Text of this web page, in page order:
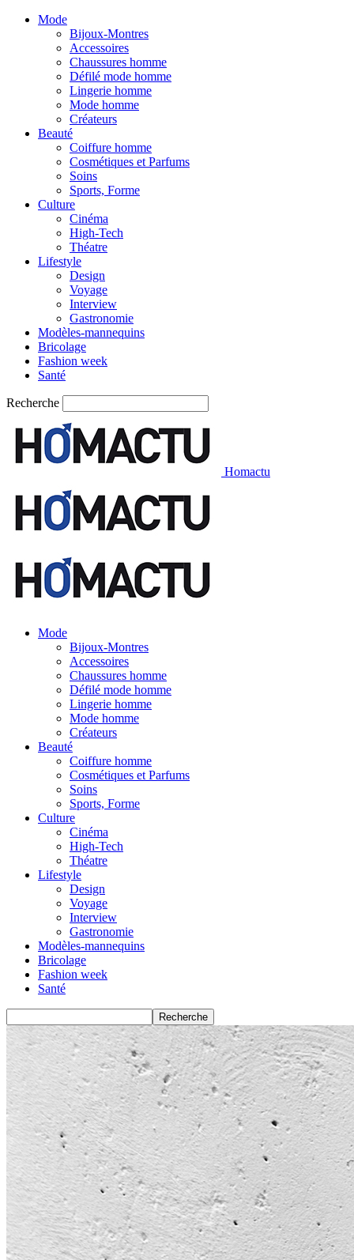
Mode
Bijoux-Montres
Accessoires
Chaussures homme
Défilé mode homme
Lingerie homme
Mode homme
Créateurs
Beauté
Coiffure homme
Cosmétiques et Parfums
Soins
Sports, Forme
Culture
Cinéma
High-Tech
Théatre
Lifestyle
Design
Voyage
Interview
Gastronomie
Modèles-mannequins
Bricolage
Fashion week
Santé
Recherche
Homactu
Mode
Bijoux-Montres
Accessoires
Chaussures homme
Défilé mode homme
Lingerie homme
Mode homme
Créateurs
Beauté
Coiffure homme
Cosmétiques et Parfums
Soins
Sports, Forme
Culture
Cinéma
High-Tech
Théatre
Lifestyle
Design
Voyage
Interview
Gastronomie
Modèles-mannequins
Bricolage
Fashion week
Santé